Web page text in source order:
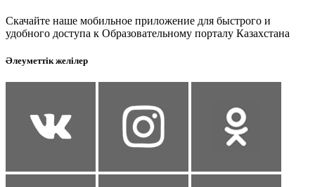
Скачайте наше мобильное приложение для быстрого и
удобного доступа к Образовательному порталу Казахстана
Әлеуметтік желілер